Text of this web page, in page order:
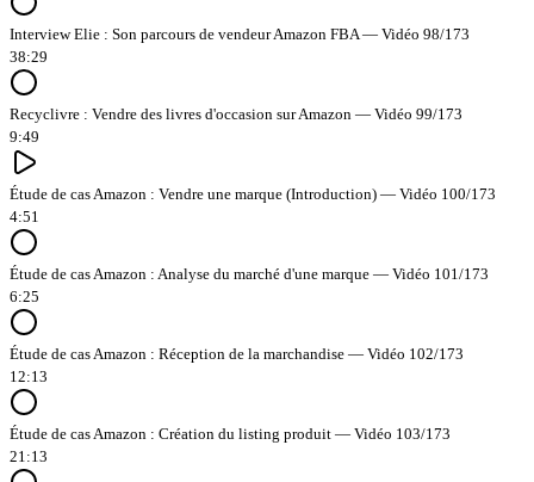
Interview Elie : Son parcours de vendeur Amazon FBA — Vidéo 98/173
38:29
Recyclivre : Vendre des livres d'occasion sur Amazon — Vidéo 99/173
9:49
Étude de cas Amazon : Vendre une marque (Introduction) — Vidéo 100/173
4:51
Étude de cas Amazon : Analyse du marché d'une marque — Vidéo 101/173
6:25
Étude de cas Amazon : Réception de la marchandise — Vidéo 102/173
12:13
Étude de cas Amazon : Création du listing produit — Vidéo 103/173
21:13